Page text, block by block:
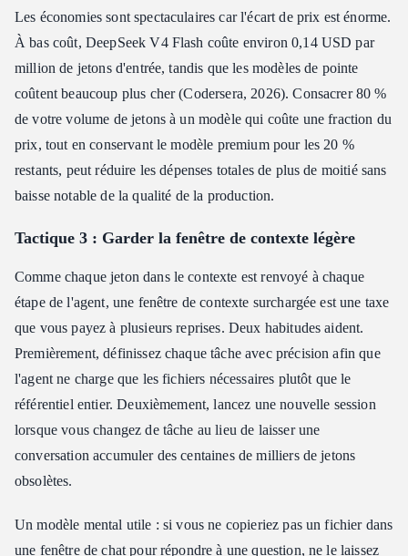
Les économies sont spectaculaires car l'écart de prix est énorme.
À bas coût, DeepSeek V4 Flash coûte environ 0,14 USD par
million de jetons d'entrée, tandis que les modèles de pointe
coûtent beaucoup plus cher (Codersera, 2026). Consacrer 80 %
de votre volume de jetons à un modèle qui coûte une fraction du
prix, tout en conservant le modèle premium pour les 20 %
restants, peut réduire les dépenses totales de plus de moitié sans
baisse notable de la qualité de la production.
Tactique 3 : Garder la fenêtre de contexte légère
Comme chaque jeton dans le contexte est renvoyé à chaque
étape de l'agent, une fenêtre de contexte surchargée est une taxe
que vous payez à plusieurs reprises. Deux habitudes aident.
Premièrement, définissez chaque tâche avec précision afin que
l'agent ne charge que les fichiers nécessaires plutôt que le
référentiel entier. Deuxièmement, lancez une nouvelle session
lorsque vous changez de tâche au lieu de laisser une
conversation accumuler des centaines de milliers de jetons
obsolètes.
Un modèle mental utile : si vous ne copieriez pas un fichier dans
une fenêtre de chat pour répondre à une question, ne le laissez